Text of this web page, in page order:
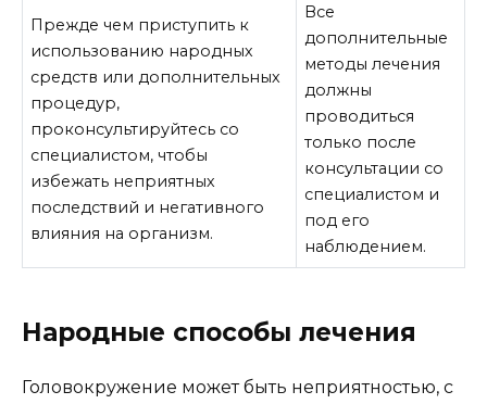
Прежде чем приступить к
использованию народных
средств или дополнительных
процедур,
проконсультируйтесь со
специалистом, чтобы
избежать неприятных
последствий и негативного
влияния на организм.
Все
дополнительные
методы лечения
должны
проводиться
только после
консультации со
специалистом и
под его
наблюдением.
Народные способы лечения
Головокружение может быть неприятностью, с